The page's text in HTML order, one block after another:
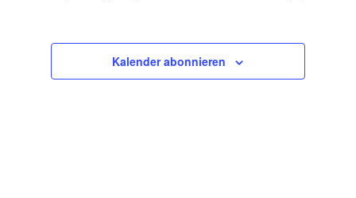
Kalender abonnieren